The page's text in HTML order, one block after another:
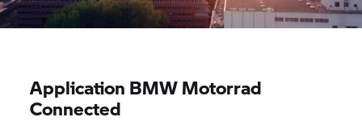
Application BMW Motorrad
Connected